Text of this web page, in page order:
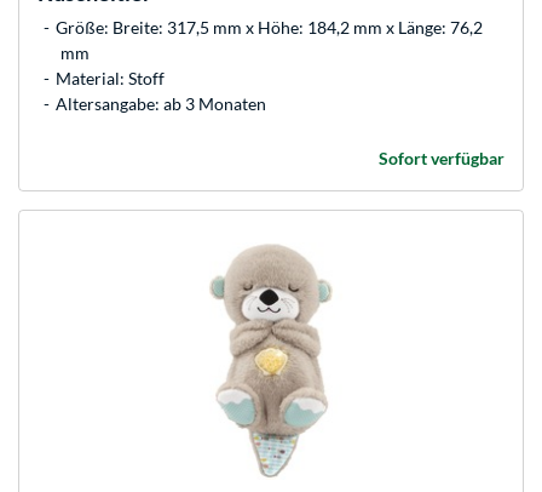
Größe: Breite: 317,5 mm x Höhe: 184,2 mm x Länge: 76,2
mm
Material: Stoff
Altersangabe: ab 3 Monaten
Sofort verfügbar